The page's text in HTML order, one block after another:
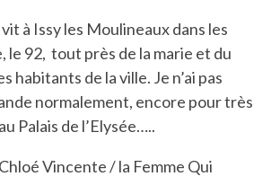
à Issy les Moulineaux dans les
le 92, tout près de la marie et du
habitants de la ville. Je n’ai pas
normalement, encore pour très
Palais de l’Elysée…..
Vincente / la Femme Qui